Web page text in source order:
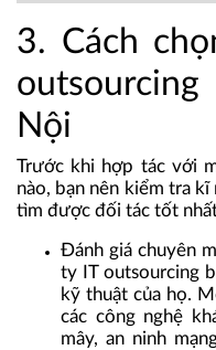
3. Cách
Nội
Trước khi hợp tác với
nào, bạn nên kiểm tra
tìm được đối tác tốt
Đánh giá chuyên
ty IT outsourcing
kỹ thuật của họ.
các công nghệ
mây, an ninh